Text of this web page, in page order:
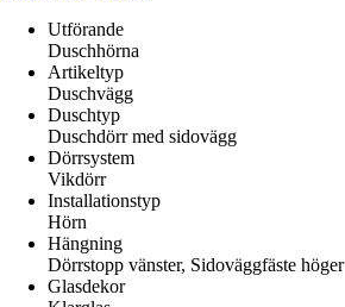
Utförande
Duschhörna
Artikeltyp
Duschvägg
Duschtyp
Duschdörr med sidovägg
Dörrsystem
Vikdörr
Installationstyp
Hörn
Hängning
Dörrstopp vänster, Sidoväggfäste höger
Glasdekor